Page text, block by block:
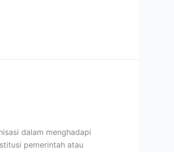
dalam menghadapi
pemerintah atau